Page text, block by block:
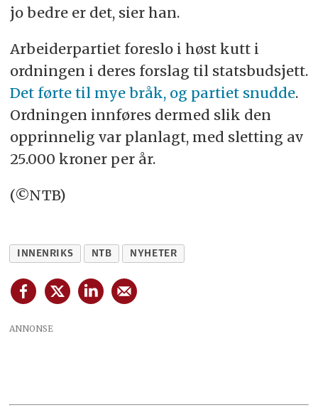
jo bedre er det, sier han.
Arbeiderpartiet foreslo i høst kutt i
ordningen i deres forslag til statsbudsjett.
Det førte til mye bråk, og partiet snudde.
Ordningen innføres dermed slik den
opprinnelig var planlagt, med sletting av
25.000 kroner per år.
(©NTB)
INNENRIKS NTB NYHETER
ANNONSE